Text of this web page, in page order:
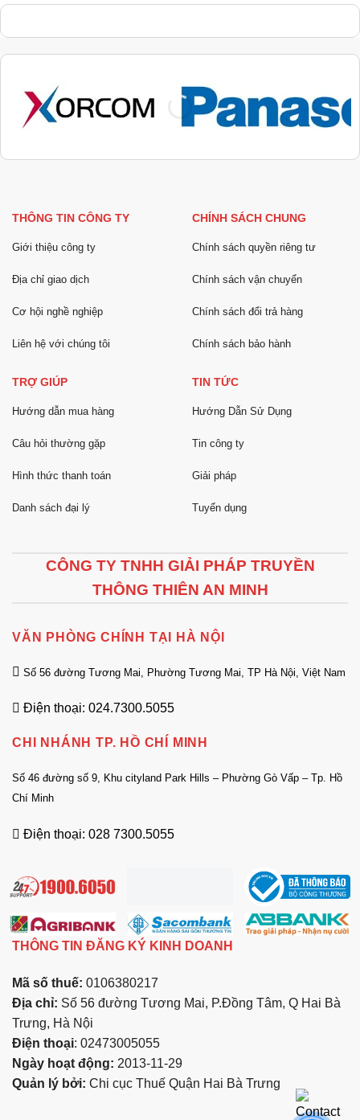
THÔNG TIN CÔNG TY
Giới thiệu công ty
Địa chỉ giao dịch
Cơ hội nghề nghiệp
Liên hệ với chúng tôi
CHÍNH SÁCH CHUNG
Chính sách quyền riêng tư
Chính sách vận chuyển
Chính sách đổi trả hàng
Chính sách bảo hành
TRỢ GIÚP
Hướng dẫn mua hàng
Câu hỏi thường gặp
Hình thức thanh toán
Danh sách đại lý
TIN TỨC
Hướng Dẫn Sử Dụng
Tin công ty
Giải pháp
Tuyển dụng
CÔNG TY TNHH GIẢI PHÁP TRUYỀN
THÔNG THIÊN AN MINH
VĂN PHÒNG CHÍNH TẠI HÀ NỘI
Số 56 đường Tương Mai, Phường Tương Mai, TP Hà Nội, Việt Nam
Điện thoại: 024.7300.5055
CHI NHÁNH TP. HỒ CHÍ MINH
Số 46 đường số 9, Khu cityland Park Hills – Phường Gò Vấp – Tp. Hồ
Chí Minh
Điện thoại: 028 7300.5055
THÔNG TIN ĐĂNG KÝ KINH DOANH
Mã số thuế: 0106380217
Địa chỉ: Số 56 đường Tương Mai, P.Đồng Tâm, Q Hai Bà
Trưng, Hà Nội
Điện thoại: 02473005055
Ngày hoạt động: 2013-11-29
Quản lý bởi: Chi cục Thuế Quận Hai Bà Trưng